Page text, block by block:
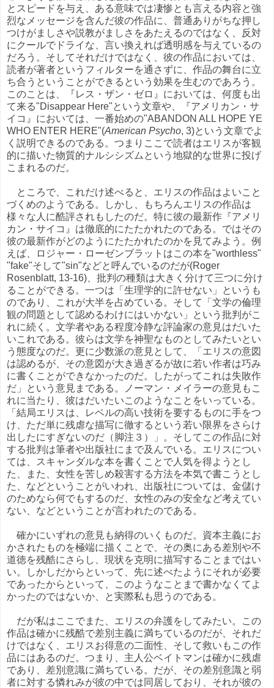
とスピードを与え、ある意味では凄惨とも言える内容と強
烈なメッセージを含んだ彼の作品に、普通ありがちな押し
つけがましさや説教がましさをあたえるのではなく、反対
にクールでドライな、言い換えれば透明感を与えているの
だろう。そしてそれだけではなく、彼の作品においては、
読者が著者というフィルターを通さずに、作品の舞台に立
ち合うということができるという効果を生むのであろう。
このことは、『レス・ザン・ゼロ』においては、何度も出
て来る"Disappear Here"という文章や、『アメリカン・サ
イコ』においては、一番始めの"ABANDON ALL HOPE YE
WHO ENTER HERE"(American Psycho, 3)という文章でよ
く説明できるのである。つまりここで読者はエリスが客観
的に描いた物質的ナルシシズムという地獄的な世界に投げ
こまれるのだ。
ところで、これだけ述べると、エリスの作品はよいこと
づくめのようである。しかし、もちろんエリスの作品は
様々な人に酷評されもしたのだ。特に彼の最新作『アメリ
カン・サイコ』は徹底的にたたかれたのである。ではその
彼の最新作がどのようにたたかれたのかを見てみよう。例
えば、ロジャー・ローゼンブラットはこの本を"worthless"
"fake"そして"sin"などと呼んでいるのだが(Roger
Rosenblatt, 13-16)、批判の種類は大きく分けて三つに分け
ることができる。一つは「生理学的に許せない」というも
のであり、これが大半を占めている。そして「文学の倫理
観の問題として認めるわけにはいかない」という批判がこ
れに続く。文学者やある程度冷静な評論家の意見はだいた
いこれである。彼らは文学を神聖なものとしてみたいとい
う態度なのだ。更に少数派の意見として、「エリスの意図
は認めるが、その意図が大き過ぎるが故に若い作者は巧み
に書くことができなかったのだ。したがってこれは失敗作
だ」という意見まである。ノーマン・メイラーの意見もこ
れに当たり、彼はだいたいこのようなことをいっている。
「結局エリスは、レベルの高い技術を要するものに手をつ
け、ただ単に残虐な描写に徹するという若い限界をさらけ
出したにすぎないのだ（脚注３）」。そしてこの作品に対
する批判は筆者や出版社にまで及んでいる。エリスについ
ては、スキャンダルな本を書くことで人気を得ようとし
た、また、女性を苦しめ殺害する方法を本気で書こうとし
た、などということがいわれ、出版社については、金儲け
のためなら何でもするのだ、女性のみの安全など考えてい
ない、などということが言われたのである。
確かにいずれの意見も納得のいくものだ。資本主義にお
かされたものを極端に描くことで、その奥にある差別や不
道徳を残酷にさらし、現状を克明に描写することまではい
い。しかしだからといって、先に述べたようにそれが必要
であったからといって、このようなことまで書かなくてよ
かったのではないか、と実際私も思うのである。
だが私はここでまた、エリスの弁護をしてみたい。この
作品は確かに残酷で差別主義に満ちているのだが、それだ
けではなく、エリスお得意の二面性、そして救いもこの作
品にはあるのだ。つまり、主人公ベイトマンは確かに残虐
であり、差別意識に満ちている。だが、その差別意識と弱
者に対する憐れみが彼の中では同居しており、それが彼の